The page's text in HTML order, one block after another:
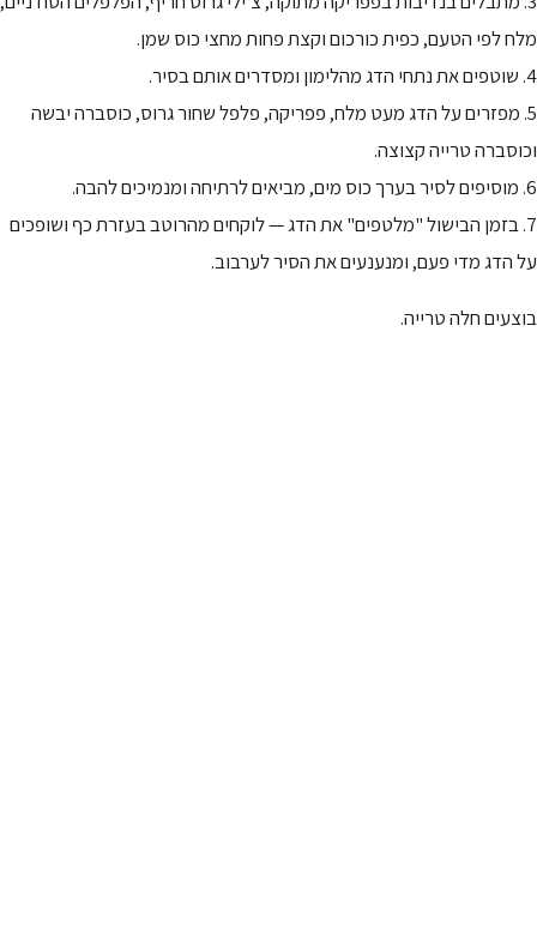
מלח לפי הטעם, כפית כורכום וקצת פחות מחצי כוס שמן.
4. שוטפים את נתחי הדג מהלימון ומסדרים אותם בסיר.
5. מפזרים על הדג מעט מלח, פפריקה, פלפל שחור גרוס, כוסברה יבשה
וכוסברה טרייה קצוצה.
6. מוסיפים לסיר בערך כוס מים, מביאים לרתיחה ומנמיכים להבה.
7. בזמן הבישול "מלטפים" את הדג — לוקחים מהרוטב בעזרת כף ושופכים
על הדג מדי פעם, ומנענעים את הסיר לערבוב.
בוצעים חלה טרייה.